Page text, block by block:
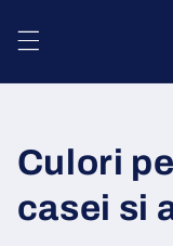
conținut
Culori
casei si